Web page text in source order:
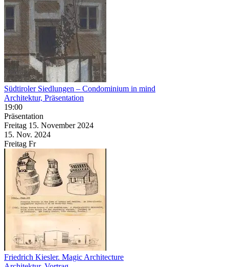
Südtiroler Siedlungen – Condominium in mind
Architektur, Präsentation
19:00
Präsentation
Freitag 15. November 2024
15. Nov. 2024
Freitag Fr
Friedrich Kiesler. Magic Architecture